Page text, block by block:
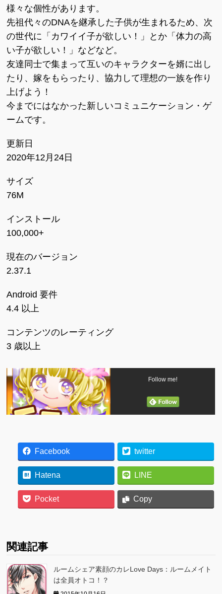
様々な個性があります。
先祖代々のDNAを継承した子供が生まれるため、次
の世代に「カワイイ子が欲しい！」とか「体力の高
い子が欲しい！」などなど。
友達同士で集まって互いのキャラクターを婿に出し
たり、嫁をもらったり、協力して理想の一族を作り
上げよう！
今までにはなかった新しいコミュニケーション・ゲ
ームです。
更新日
2020年12月24日
サイズ
76M
インストール
100,000+
現在のバージョン
2.37.1
Android 要件
4.4 以上
コンテンツのレーティング
3 歳以上
Follow me!
Facebook twitter
Hatena LINE
Pocket Copy
関連記事
ルームシェア素顔のカレLove Days：ルームメイト
は全員オトコ！？